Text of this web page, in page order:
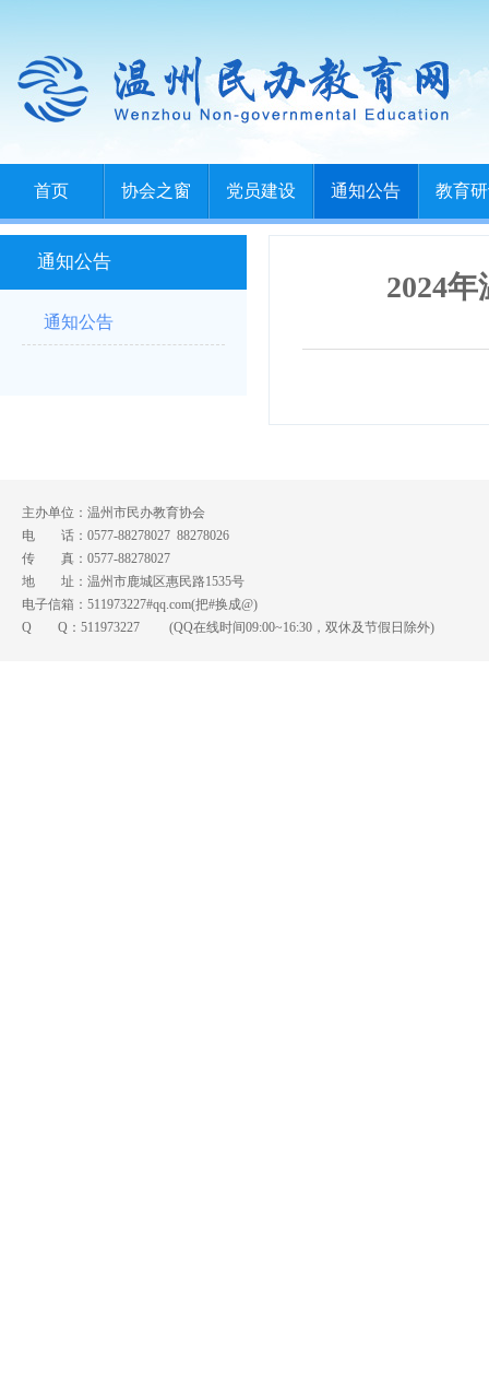
首页 协会之窗 党员建设 通知公告 教育
通知公告
通知公告
2024
主办单位：温州市民办教育协会
电 话：0577-88278027 88278026
传 真：0577-88278027
地 址：温州市鹿城区惠民路1535号
电子信箱：511973227#qq.com(把#换成@)
Q Q： 511973227 (QQ在线时间09:00~16:30，双休及节假日除外)